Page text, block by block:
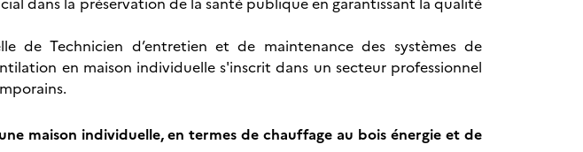
de Technicien d’entretien et de maintenance des systèmes de
en maison individuelle s'inscrit dans un secteur professionnel
maison individuelle, en termes de chauffage au bois énergie et de